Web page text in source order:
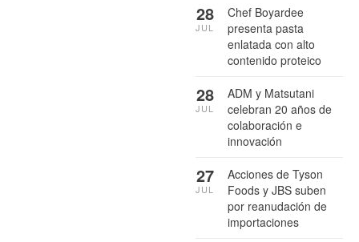
Chef Boyardee
presenta pasta
enlatada con alto
contenido proteico
28
JUL
ADM y Matsutani
celebran 20 años de
colaboración e
innovación
28
JUL
Acciones de Tyson
Foods y JBS suben
por reanudación de
importaciones
27
JUL